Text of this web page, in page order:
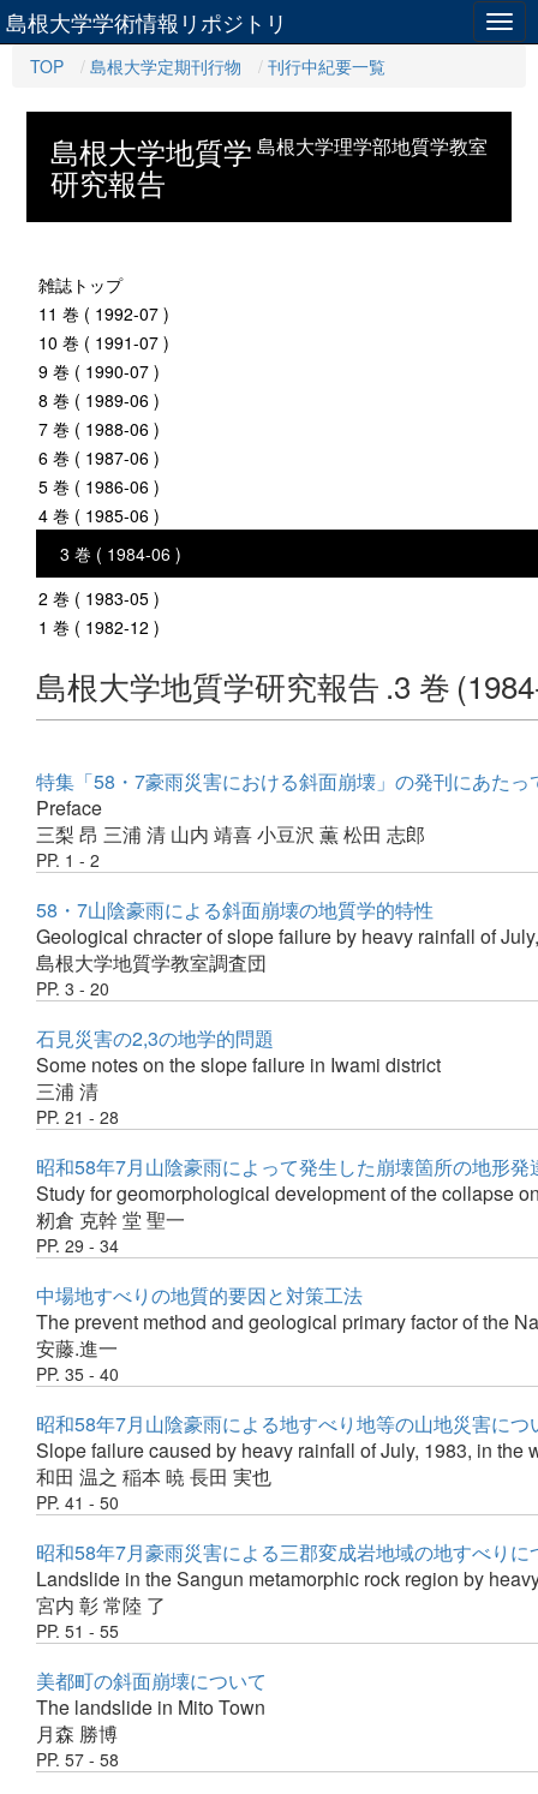
島根大学学術情報リポジトリ
TOP 島根大学定期刊行物 刊行中紀要一覧
島根大学理学部地質学教室
島根大学地質学
研究報告
雑誌トップ
11 巻 ( 1992-07 )
10 巻 ( 1991-07 )
9 巻 ( 1990-07 )
8 巻 ( 1989-06 )
7 巻 ( 1988-06 )
6 巻 ( 1987-06 )
5 巻 ( 1986-06 )
4 巻 ( 1985-06 )
3 巻 ( 1984-06 )
2 巻 ( 1983-05 )
1 巻 ( 1982-12 )
島根大学地質学研究報告 .3 巻
特集「58・7豪雨災害における斜面崩壊」の発刊にあたっ
Preface
三梨 昂 三浦 清 山内 靖喜小豆沢 薫松田 志郎
PP. 1 - 2
58・7山陰豪雨による斜面崩壊の地質学的特性
Geological chracter of slope failure by heavy rainfall of
島根大学地質学教室調査団
PP. 3 - 20
石見災害の2,3の地学的問題
Some notes on the slope failure in Iwami district
三浦 清
PP. 21 - 28
昭和58年7月山陰豪雨によって発生した崩壊箇所の地形発
Study for geomorphological development of the collapse
籾倉 克幹 堂 聖一
PP. 29 - 34
中場地すべりの地質的要因と対策工法
The prevent method and geological primary factor of the
安藤.進一
PP. 35 - 40
昭和58年7月山陰豪雨による地すべり地等の山地災害につ
Slope failure caused by heavy rainfall of July, 1983, in the
和田 温之 稲本 暁 長田 実也
PP. 41 - 50
昭和58年7月豪雨災害による三郡変成岩地域の地すべりに
Landslide in the Sangun metamorphic rock region by
宮内 彰常陸 了
PP. 51 - 55
美都町の斜面崩壊について
The landslide in Mito Town
月森 勝博
PP. 57 - 58